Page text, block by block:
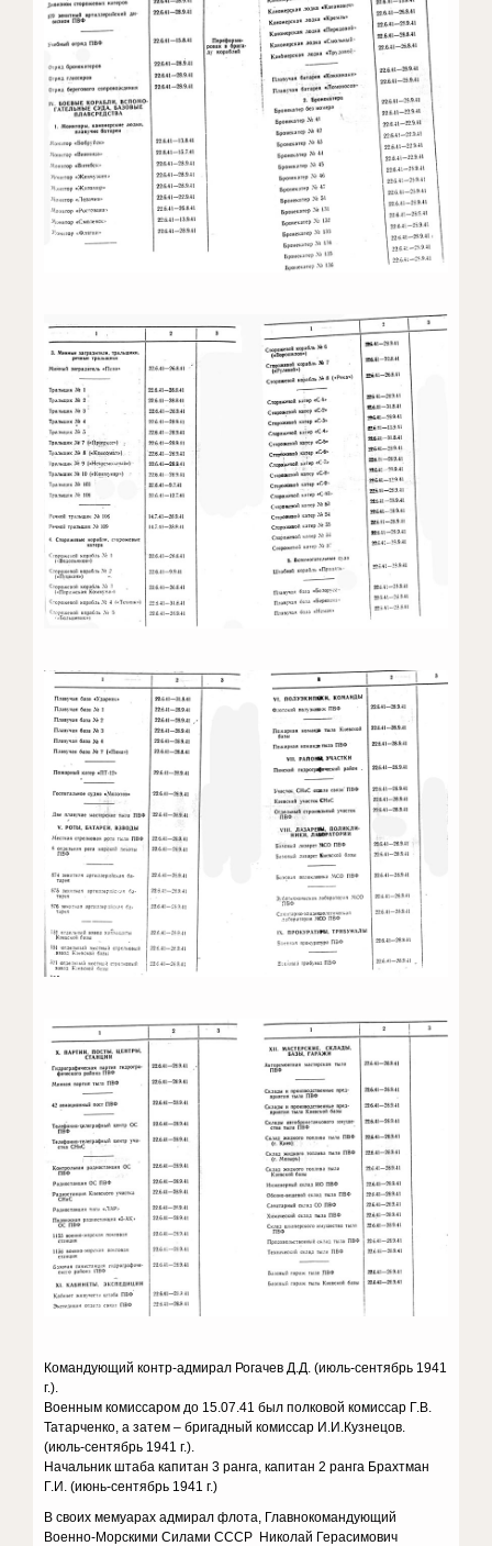
Командующий контр-адмирал Рогачев Д.Д. (июль-сентябрь 1941
г.).
Военным комиссаром до 15.07.41 был полковой комиссар Г.В.
Татарченко, а затем – бригадный комиссар И.И.Кузнецов.
(июль-сентябрь 1941 г.).
Начальник штаба капитан 3 ранга, капитан 2 ранга Брахтман
Г.И. (июнь-сентябрь 1941 г.)
В своих мемуарах адмирал флота, Главнокомандующий
Военно-Морскими Силами СССР Николай Герасимович